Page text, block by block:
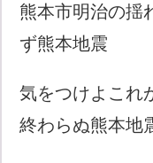
熊本市明治の揺
ず熊本地震
気をつけよこれ
終わらぬ熊本地